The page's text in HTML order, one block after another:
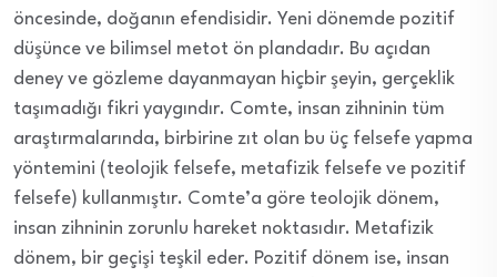
öncesinde, doğanın efendisidir. Yeni dönemde pozitif
düşünce ve bilimsel metot ön plandadır. Bu açıdan
deney ve gözleme dayanmayan hiçbir şeyin, gerçeklik
taşımadığı fikri yaygındır. Comte, insan zihninin tüm
araştırmalarında, birbirine zıt olan bu üç felsefe yapma
yöntemini (teolojik felsefe, metafizik felsefe ve pozitif
felsefe) kullanmıştır. Comte’a göre teolojik dönem,
insan zihninin zorunlu hareket noktasıdır. Metafizik
dönem, bir geçişi teşkil eder. Pozitif dönem ise, insan